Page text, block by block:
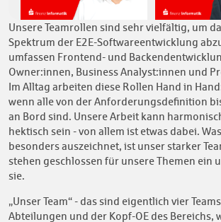
Unsere Teamrollen sind sehr vielfältig, um
Spektrum der E2E-Softwareentwicklung
umfassen Frontend- und
Owner:innen, Business Analyst:innen und
Im Alltag arbeiten diese Rollen Hand in
wenn alle von der Anforderungsdefinition
an Bord sind. Unsere Arbeit kann
hektisch sein - von allem ist etwas dabei.
besonders auszeichnet, ist unser starker
stehen geschlossen für unsere Themen ein
sie.
„Unser Team“ - das sind eigentlich vier
Abteilungen und der Kopf-OE des Bereichs,